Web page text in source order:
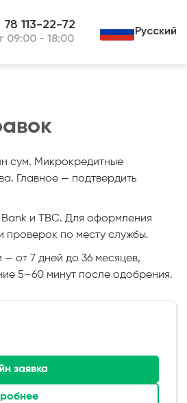
78 113-22-72
09:00 - 18:00
Русский
сум. Микрокредитные
Главное — подтвердить
Bank и TBC. Для оформления
проверок по месту службы.
от 7 дней до 36 месяцев,
5–60 минут после одобрения.
заявка